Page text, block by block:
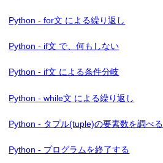
Python - for文 による繰り返し
Python - if文 で、何もしない
Python - if文 による条件分岐
Python - while文 による繰り返し
Python - タプル(tuple)の要素数を調べる
Python - プログラムを終了する